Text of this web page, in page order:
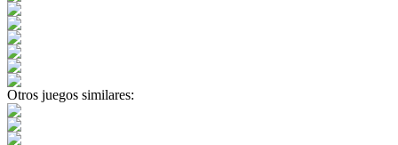
Otros juegos similares: